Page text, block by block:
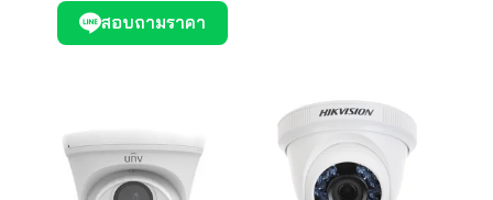
สอบถามราคา